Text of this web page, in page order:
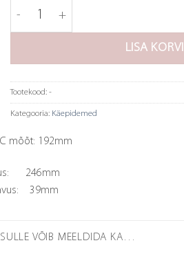
Käepide Manor kogus
LISA KORVI
Tootekood: -
Kategooria: Käepidemed
mõõt: 192mm
246mm
39mm
SULLE VÕIB MEELDIDA KA…